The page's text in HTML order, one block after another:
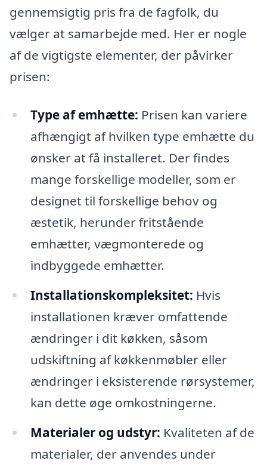
gennemsigtig pris fra de fagfolk, du
vælger at samarbejde med. Her er nogle
af de vigtigste elementer, der påvirker
prisen:
Type af emhætte: Prisen kan variere
afhængigt af hvilken type emhætte du
ønsker at få installeret. Der findes
mange forskellige modeller, som er
designet til forskellige behov og
æstetik, herunder fritstående
emhætter, vægmonterede og
indbyggede emhætter.
Installationskompleksitet: Hvis
installationen kræver omfattende
ændringer i dit køkken, såsom
udskiftning af køkkenmøbler eller
ændringer i eksisterende rørsystemer,
kan dette øge omkostningerne.
Materialer og udstyr: Kvaliteten af de
materialer, der anvendes under